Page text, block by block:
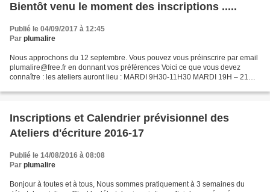
Bientôt venu le moment des inscriptions .....
Publié le 04/09/2017 à 12:45
Par plumalire
Nous approchons du 12 septembre. Vous pouvez vous préinscrire par email
plumalire@free.fr en donnant vos préférences Voici ce que vous devez
connaître : les ateliers auront lieu : MARDI 9H30-11H30 MARDI 19H – 21H
Inscriptions et Calendrier prévisionnel des
Ateliers d'écriture 2016-17
Publié le 14/08/2016 à 08:08
Par plumalire
Bonjour à toutes et à tous, Nous sommes pratiquement à 3 semaines du